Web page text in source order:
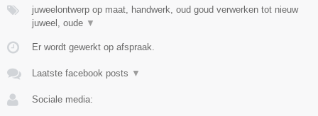
juweelontwerp op maat, handwerk, oud goud verwerken tot nieuw
juweel, oude ▼
Er wordt gewerkt op afspraak.
Laatste facebook posts ▼
Sociale media: